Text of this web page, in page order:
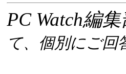
PC Watch編
て、個別にご回